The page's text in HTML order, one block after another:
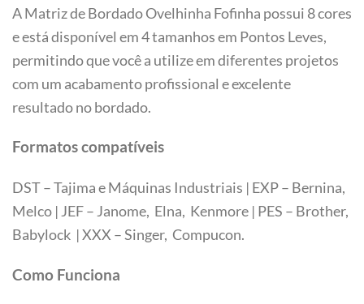
A Matriz de Bordado Ovelhinha Fofinha possui 8 cores
e está disponível em 4 tamanhos em Pontos Leves,
permitindo que você a utilize em diferentes projetos
com um acabamento profissional e excelente
resultado no bordado.
Formatos compatíveis
DST – Tajima e Máquinas Industriais | EXP – Bernina,
Melco | JEF – Janome, Elna, Kenmore | PES – Brother,
Babylock | XXX – Singer, Compucon.
Como Funciona
Tamanhos